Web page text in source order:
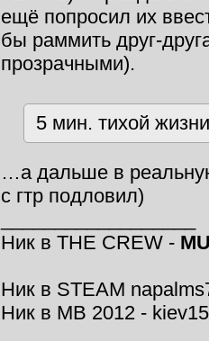
ещё попросил их
бы раммить друг-
прозрачными).
5 мин. тихой
…а дальше в
с гтр подловил)
Ник в THE CREW -
Ник в STEAM
Ник в МВ 2012 -